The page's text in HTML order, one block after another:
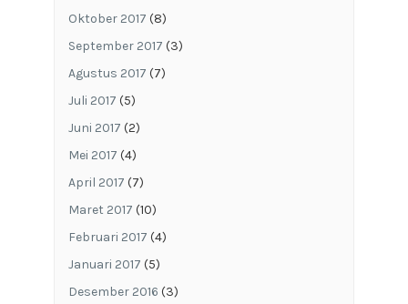
Oktober 2017 (8)
September 2017 (3)
Agustus 2017 (7)
Juli 2017 (5)
Juni 2017 (2)
Mei 2017 (4)
April 2017 (7)
Maret 2017 (10)
Februari 2017 (4)
Januari 2017 (5)
Desember 2016 (3)